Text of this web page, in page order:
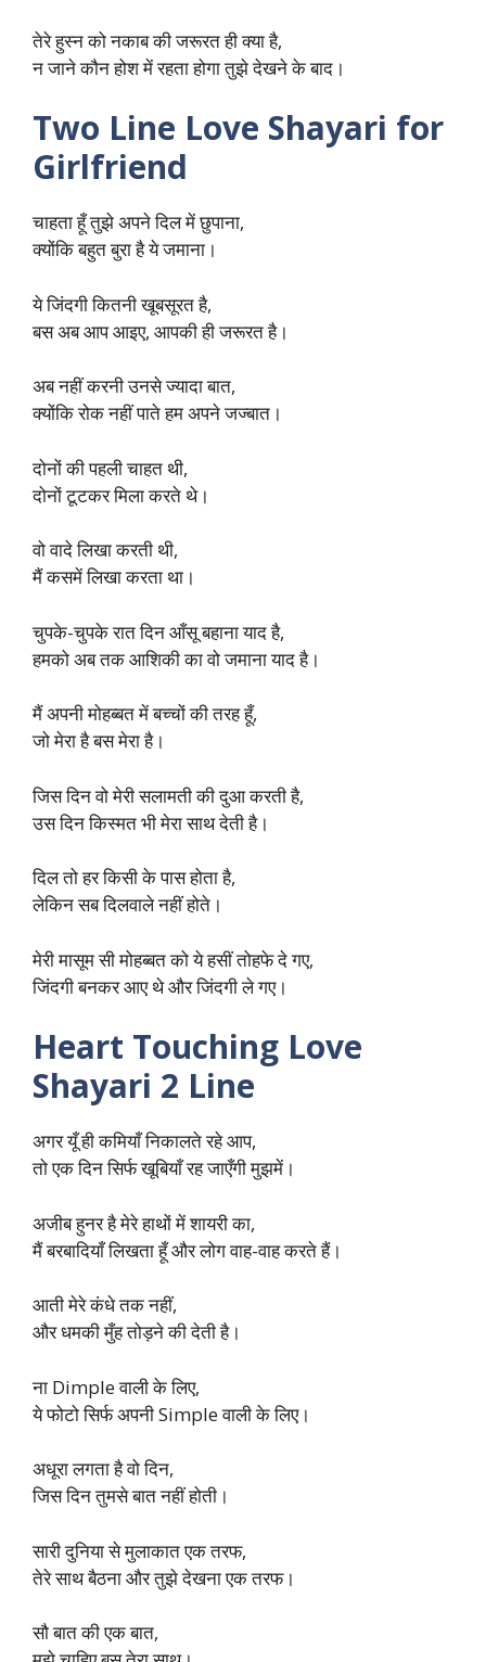
तेरे हुस्न को नकाब की जरूरत ही क्या है,
न जाने कौन होश में रहता होगा तुझे देखने के बाद।
Two Line Love Shayari for
Girlfriend
चाहता हूँ तुझे अपने दिल में छुपाना,
क्योंकि बहुत बुरा है ये जमाना।
ये जिंदगी कितनी खूबसूरत है,
बस अब आप आइए, आपकी ही जरूरत है।
अब नहीं करनी उनसे ज्यादा बात,
क्योंकि रोक नहीं पाते हम अपने जज्बात।
दोनों की पहली चाहत थी,
दोनों टूटकर मिला करते थे।
वो वादे लिखा करती थी,
मैं कसमें लिखा करता था।
चुपके-चुपके रात दिन आँसू बहाना याद है,
हमको अब तक आशिकी का वो जमाना याद है।
मैं अपनी मोहब्बत में बच्चों की तरह हूँ,
जो मेरा है बस मेरा है।
जिस दिन वो मेरी सलामती की दुआ करती है,
उस दिन किस्मत भी मेरा साथ देती है।
दिल तो हर किसी के पास होता है,
लेकिन सब दिलवाले नहीं होते।
मेरी मासूम सी मोहब्बत को ये हसीं तोहफे दे गए,
जिंदगी बनकर आए थे और जिंदगी ले गए।
Heart Touching Love
Shayari 2 Line
अगर यूँ ही कमियाँ निकालते रहे आप,
तो एक दिन सिर्फ खूबियाँ रह जाएँगी मुझमें।
अजीब हुनर है मेरे हाथों में शायरी का,
मैं बरबादियाँ लिखता हूँ और लोग वाह-वाह करते हैं।
आती मेरे कंधे तक नहीं,
और धमकी मुँह तोड़ने की देती है।
ना Dimple वाली के लिए,
ये फोटो सिर्फ अपनी Simple वाली के लिए।
अधूरा लगता है वो दिन,
जिस दिन तुमसे बात नहीं होती।
सारी दुनिया से मुलाकात एक तरफ,
तेरे साथ बैठना और तुझे देखना एक तरफ।
सौ बात की एक बात,